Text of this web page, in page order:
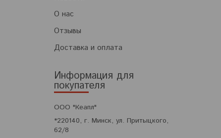
О нас
Отзывы
Доставка и оплата
Информация для
покупателя
ООО "Кеапл"
*220140, г. Минск, ул. Притыцкого,
62/8